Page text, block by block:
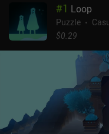
#1 Loop
Puzzle
$0.29